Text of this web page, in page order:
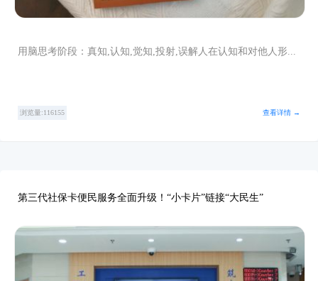
用脑思考阶段：真知,认知,觉知,投射,误解人在认知和对他人形...
浏览量:116155 查看详情 →
第三代社保卡便民服务全面升级！“小卡片”链接“大民生”